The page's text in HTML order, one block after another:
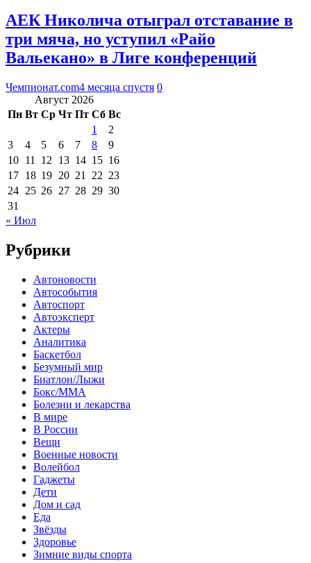
АЕК Николича отыграл отставание в
три мяча, но уступил «Райо
Вальекано» в Лиге конференций
Чемпионат.com4 месяца спустя 0
Август 2026
Пн Вт Ср Чт Пт Сб Вс
1
2
3
4 5 6 7 8
9
10 11 12 13 14 15 16
17 18 19 20 21 22 23
24 25 26 27 28 29 30
31
« Июл
Рубрики
Автоновости
Автособытия
Автоспорт
Автоэксперт
Актеры
Аналитика
Баскетбол
Безумный мир
Биатлон/Лыжи
Бокс/MMA
Болезни и лекарства
В мире
В России
Вещи
Военные новости
Волейбол
Гаджеты
Дети
Дом и сад
Еда
Звёзды
Здоровье
Зимние виды спорта